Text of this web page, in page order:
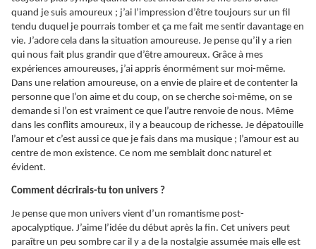
quand je suis amoureux ; j’ai l’impression d’être toujours sur un fil
tendu duquel je pourrais tomber et ça me fait me sentir davantage en
vie. J’adore cela dans la situation amoureuse. Je pense qu’il y a rien
qui nous fait plus grandir que d’être amoureux. Grâce à mes
expériences amoureuses, j’ai appris énormément sur moi-même.
Dans une relation amoureuse, on a envie de plaire et de contenter la
personne que l’on aime et du coup, on se cherche soi-même, on se
demande si l’on est vraiment ce que l’autre renvoie de nous. Même
dans les conflits amoureux, il y a beaucoup de richesse. Je dépatouille
l’amour et c’est aussi ce que je fais dans ma musique ; l’amour est au
centre de mon existence. Ce nom me semblait donc naturel et
évident.
Comment décrirais-tu ton univers ?
Je pense que mon univers vient d’un romantisme post-
apocalyptique. J’aime l’idée du début après la fin. Cet univers peut
paraître un peu sombre car il y a de la nostalgie assumée mais elle est